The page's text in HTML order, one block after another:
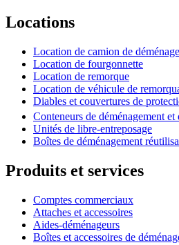
Locations
Location de camion de
Location de fourgonnette
Location de remorque
Location de véhicule de
Diables et couvertures de
Conteneurs de déménagement et
Unités de libre-entreposage
Boîtes de déménagement
Produits et services
Comptes commerciaux
Attaches et accessoires
Aides-déménageurs
Boîtes et accessoires de